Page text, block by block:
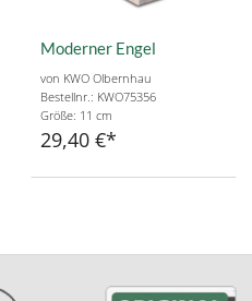
Moderner Engel
von KWO Olbernhau
Bestellnr.: KWO75356
Größe: 11 cm
29,40 €